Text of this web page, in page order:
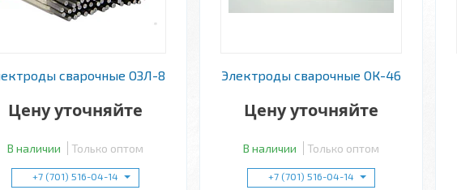
сварочные ОЗЛ-8
Цену уточняйте
В наличии Только оптом
+7 (701) 516-04-14
Электроды сварочные ОК-46
Цену уточняйте
В наличии Только оптом
+7 (701) 516-04-14